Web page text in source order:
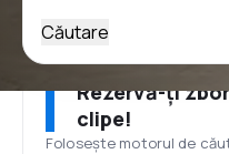
Căutare
Rezervă-ți
clipe!
Folosește motorul de